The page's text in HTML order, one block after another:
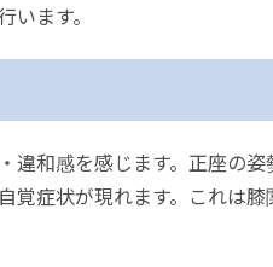
ます。
和感を感じます。正座の
症状が現れます。これは